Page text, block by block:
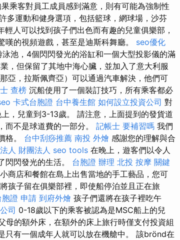
乘客對員工成員感到滿意，則有可能為強制性
多運動和健身選項，包括籃球，網球場，沙芬
輕人可以找到孩子們出色而有趣的兒童俱樂部，
嘆的視頻遊戲，甚至是迪斯科舞廳。 seo優化
池，4個閃閃發光的浴缸和一個大型投影儀的滿
，但保留了其地中海心臟，並加入了意大利服
亞，拉斯佩齊亞）可以通過汽車解決，他們可
查榜 沉船使用了一個裝訂技巧，所有乘客都必
卡式台胞證 台中養生館 如何設立投資公司 對
，兒童到3-13歲。 請注意，上面提到的發貨道
而不是球道費的一部分。 記帳士 要補習嗎 我們
格。 台中刮痧推薦 南投 外燴 感謝您的理解與合
人 財團法人 seo tools 在晚上，遊客們以令人
閃閃發光的生活。 台胞證 辦理 北投 按摩 關鍵
商店和餐館在島上出售當地的手工藝品，您可
孩子留在俱樂部裡，即使船停泊並且正在旅
胞證 申請 到府外燴 孩子們還將在孩子裡吃午
司 0-18歲以下的乘客被認為是MSC船上的兒
母的額外床，在額外的床上旅行時僅支付投資組
只有一個成年人就可以放在機艙中。 該brönd在